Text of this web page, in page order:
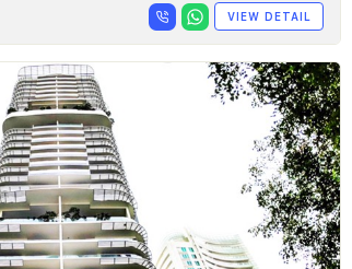
VIEW DETAIL